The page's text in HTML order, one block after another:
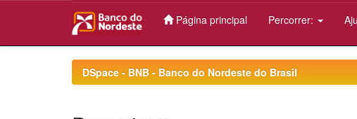
Página principal Percorrer:
DSpace - BNB - Banco do Nordeste do Brasil